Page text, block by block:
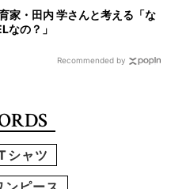
家・田内 学さんと考える「な
なの？」
Recommended by
シャツ